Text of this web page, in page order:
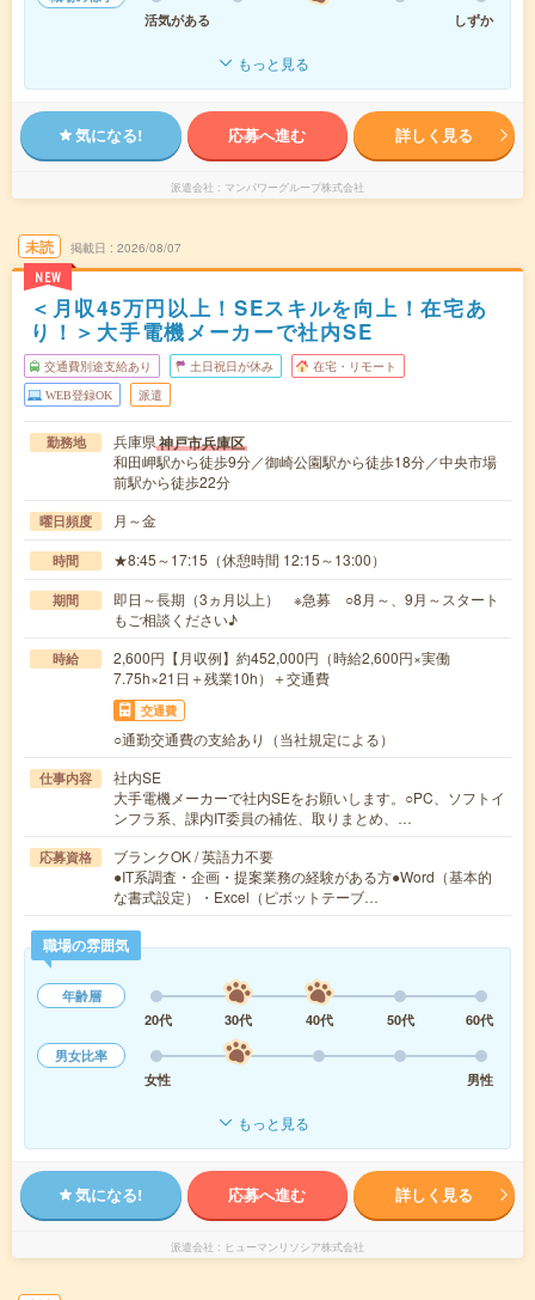
活気がある
しずか
もっと見る
気になる! 応募へ進む 詳しく見る
派遣会社 マンパワーグループ株式会社
未読
NEW
掲載日 2026/08/07
＜月収45万円以上！SEスキルを向上！在宅あ
り！＞大手電機メーカーで社内SE
交通費別途支給あり 土日祝日が休み 在宅・リモート
WEB登録OK 派遣
勤務地 兵庫県神戸市兵庫区
和田岬駅から徒歩9分／御崎公園駅から徒歩18分／中央市場
前駅から徒歩22分
曜日頻度 月～金
時間 ★8:45～17:15（休憩時間 12:15～13:00）
期間
即日～長期（3ヵ月以上） ※急募 ○8月～、9月～スタート
もご相談ください♪
時給
2,600円【月収例】約452,000円（時給2,600円×実働
7.75h×21日＋残業10h）＋交通費
交通費
○通勤交通費の支給あり（当社規定による）
仕事内容
社内SE
大手電機メーカーで社内SEをお願いします。○PC、ソフトイ
ンフラ系、課内IT委員の補佐、取りまとめ、…
応募資格
ブランクOK / 英語力不要
●IT系調査・企画・提案業務の経験がある方●Word（基本的
な書式設定）・Excel（ピボットテーブ…
職場の雰囲気
年齢層
20代
30代 40代 50代
60代
男女比率
女性
男性
もっと見る
気になる! 応募へ進む 詳しく見る
派遣会社 ヒューマンリソシア株式会社